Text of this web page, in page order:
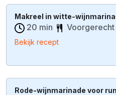
Makreel in witte-
20 min Voorgerecht
Bekijk recept
Rode-wijnmarinade voor